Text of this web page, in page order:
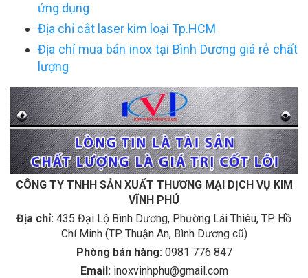
ứng dụng
Địa chỉ cắt laser kim loại Tp.HCM
Địa chỉ mua bán inox tại Bình Dương giá rẻ chất
lượng
CÔNG TY TNHH SẢN XUẤT THƯƠNG MẠI DỊCH VỤ KIM
VĨNH PHÚ
Địa chỉ: 435 Đại Lộ Bình Dương, Phường Lái Thiêu, TP. Hồ
Chí Minh (TP. Thuận An, Bình Dương cũ)
Phòng bán hàng: 0981 776 847
Email: inoxvinhphu@gmail.com